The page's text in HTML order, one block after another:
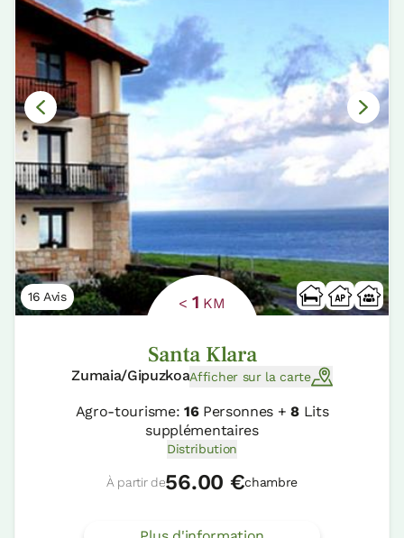
16 Avis < 1 KM
Santa Klara
Zumaia/GipuzkoaAfficher sur la carte
Agro-tourisme: 16Personnes +8Lits
supplémentaires
Distribution
À partir de56.00 €chambre